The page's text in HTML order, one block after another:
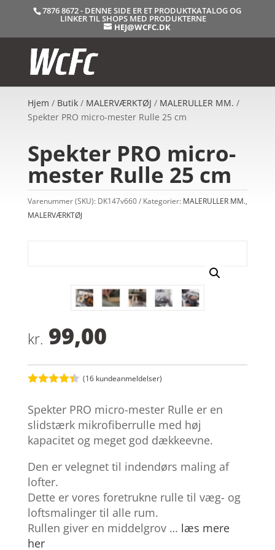
7876 8672 - DENNE SIDE ER ET PRODUKTKATALOG OG
LINKER TIL SHOPS MED PRODUKTERNE
HEJ@WCFC.DK
Hjem / Butik/ MALERVÆRKTØJ / MALERULLER MM. /
Spekter PRO micro-mester Rulle 25 cm
Spekter PRO micro-
mester Rulle 25 cm
Varenummer (SKU): DK147v660 Kategorier: MALERULLER MM.,
MALERVÆRKTØJ
kr. 99,00
ud af 5
baseret
på
kundebedø
(16 kundeanmeldelser)
Spekter PRO micro-mester Rulle er en
slidstærk mikrofiberrulle med høj
kapacitet og meget god dækkeevne.
Den er velegnet til indendørs maling af
lofter.
Dette er vores foretrukne rulle til væg- og
loftsmalinger til alle rum.
Rullen giver en middelgrov … læs mere
her